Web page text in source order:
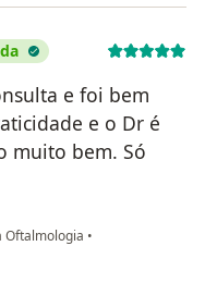
e foi bem
e o Dr é
muito bem. Só
Oftalmologia •